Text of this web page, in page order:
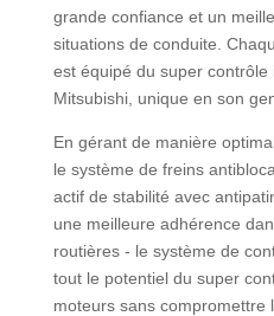
grande confiance et un
situations de conduite.
est équipé du super contrôle
Mitsubishi, unique en son
En gérant de manière
le système de freins
actif de stabilité avec
une meilleure adhérence
routières - le système de
tout le potentiel du super
moteurs sans compromettre